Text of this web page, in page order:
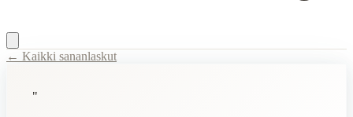
← Kaikki sananlaskut
"